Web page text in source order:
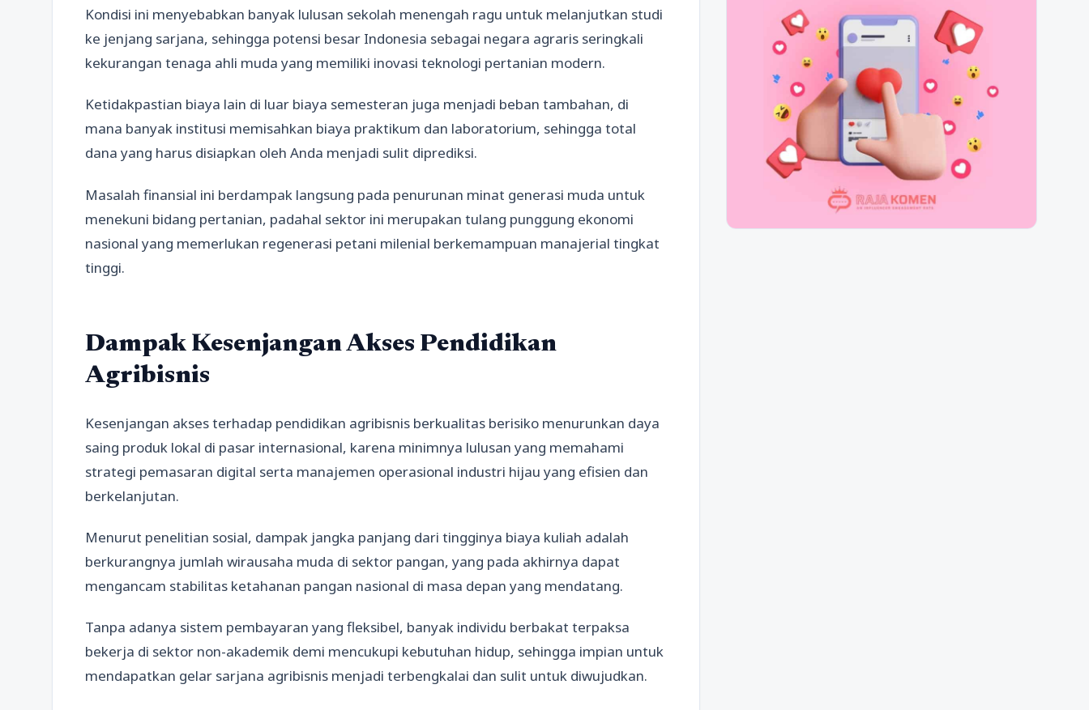
Kondisi ini menyebabkan banyak lulusan sekolah menengah ragu untuk melanjutkan studi
ke jenjang sarjana, sehingga potensi besar Indonesia sebagai negara agraris seringkali
kekurangan tenaga ahli muda yang memiliki inovasi teknologi pertanian modern.
Ketidakpastian biaya lain di luar biaya semesteran juga menjadi beban tambahan, di
mana banyak institusi memisahkan biaya praktikum dan laboratorium, sehingga total
dana yang harus disiapkan oleh Anda menjadi sulit diprediksi.
Masalah finansial ini berdampak langsung pada penurunan minat generasi muda untuk
menekuni bidang pertanian, padahal sektor ini merupakan tulang punggung ekonomi
nasional yang memerlukan regenerasi petani milenial berkemampuan manajerial tingkat
tinggi.
Dampak Kesenjangan Akses Pendidikan
Agribisnis
Kesenjangan akses terhadap pendidikan agribisnis berkualitas berisiko menurunkan daya
saing produk lokal di pasar internasional, karena minimnya lulusan yang memahami
strategi pemasaran digital serta manajemen operasional industri hijau yang efisien dan
berkelanjutan.
Menurut penelitian sosial, dampak jangka panjang dari tingginya biaya kuliah adalah
berkurangnya jumlah wirausaha muda di sektor pangan, yang pada akhirnya dapat
mengancam stabilitas ketahanan pangan nasional di masa depan yang mendatang.
Tanpa adanya sistem pembayaran yang fleksibel, banyak individu berbakat terpaksa
bekerja di sektor non-akademik demi mencukupi kebutuhan hidup, sehingga impian untuk
mendapatkan gelar sarjana agribisnis menjadi terbengkalai dan sulit untuk diwujudkan.